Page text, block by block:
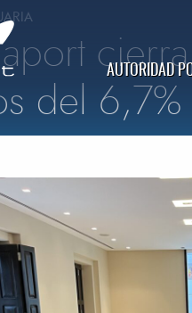
AUTORIDAD
del 6,7%